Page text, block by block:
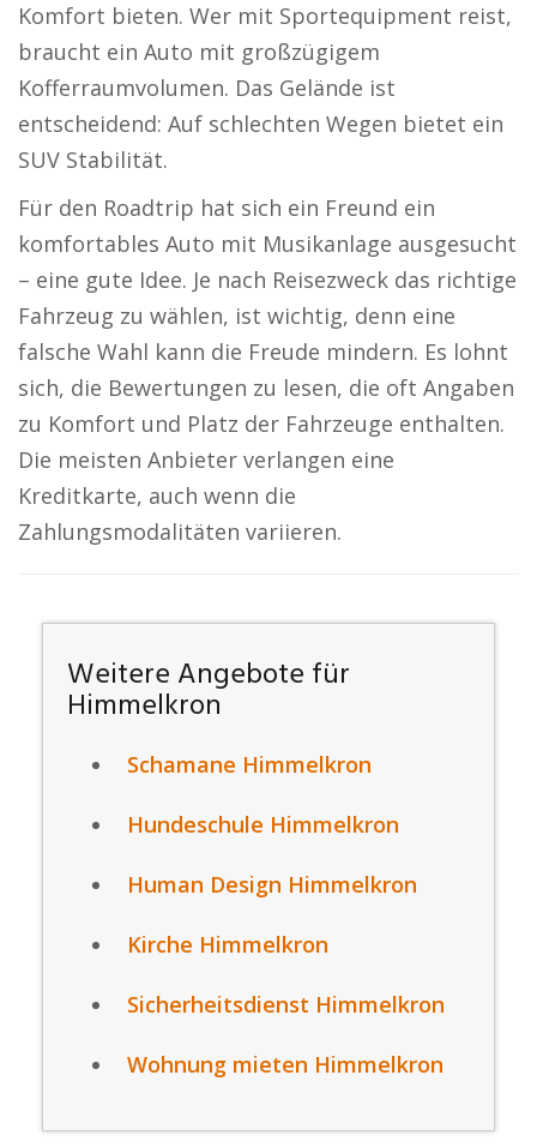
Komfort bieten. Wer mit Sportequipment reist,
braucht ein Auto mit großzügigem
Kofferraumvolumen. Das Gelände ist
entscheidend: Auf schlechten Wegen bietet ein
SUV Stabilität.
Für den Roadtrip hat sich ein Freund ein
komfortables Auto mit Musikanlage ausgesucht
– eine gute Idee. Je nach Reisezweck das richtige
Fahrzeug zu wählen, ist wichtig, denn eine
falsche Wahl kann die Freude mindern. Es lohnt
sich, die Bewertungen zu lesen, die oft Angaben
zu Komfort und Platz der Fahrzeuge enthalten.
Die meisten Anbieter verlangen eine
Kreditkarte, auch wenn die
Zahlungsmodalitäten variieren.
Weitere Angebote für
Himmelkron
Schamane Himmelkron
Hundeschule Himmelkron
Human Design Himmelkron
Kirche Himmelkron
Sicherheitsdienst Himmelkron
Wohnung mieten Himmelkron